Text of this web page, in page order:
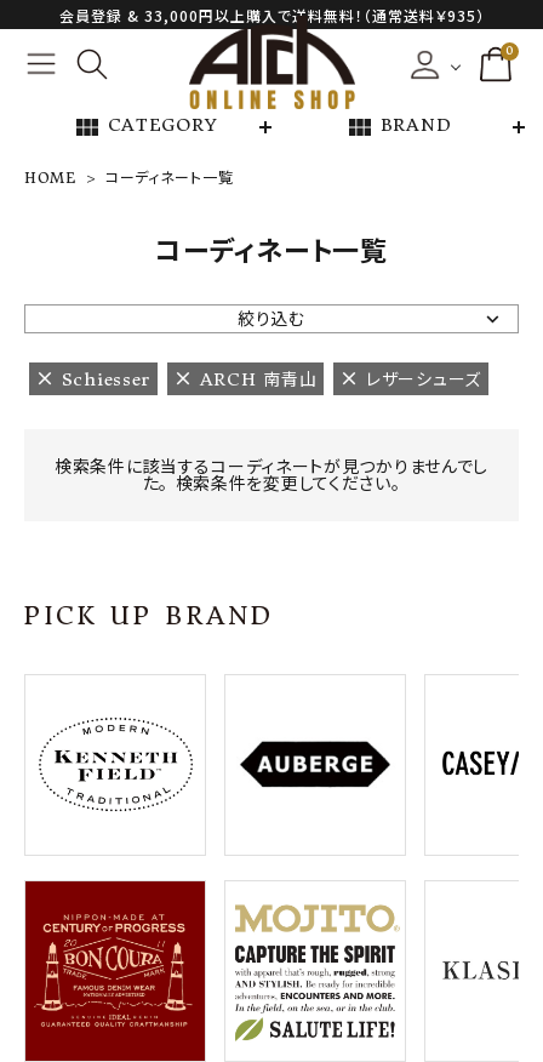
会員登録 & 33,000円以上購入で送料無料！（通常送料￥935）
0
view_module CATEGORY view_module BRAND
NEW ARRIVAL
ARCH EXCLUSIVE
BRAND
INFORMATION
ご利用ガイド
プライバシーポリシー
特定商取引法について
お問い合わせ
OFFICIAL WEB SITE
ACCOUNT MENU
ようこそ ゲスト 様
meeting_room ログイン 会員登録
HOME コーディネート一覧
コーディネート一覧
絞り込む
Schiesser ARCH 南青山 レザーシューズ
検索条件に該当するコーディネートが見つかりませんでし
た。 検索条件を変更してください。
PICK UP BRAND